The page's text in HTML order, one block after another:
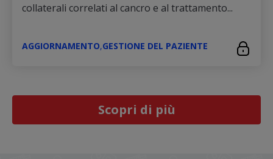
collaterali correlati al cancro e al trattamento...
AGGIORNAMENTO,GESTIONE DEL PAZIENTE
Scopri di più